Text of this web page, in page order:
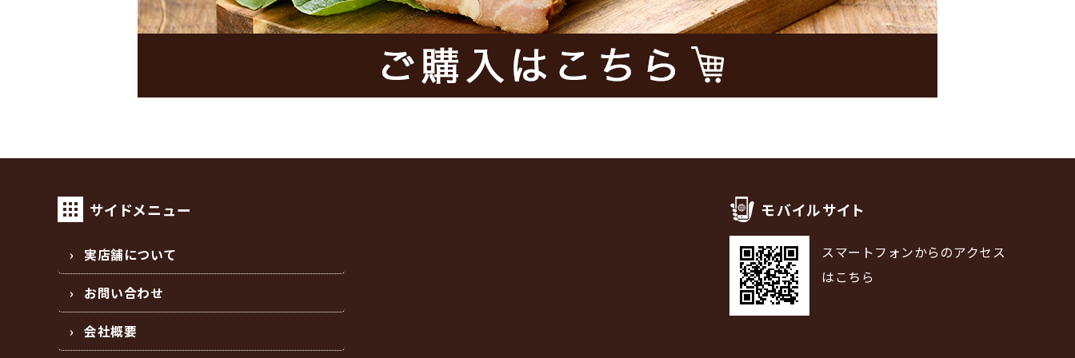
サイドメニュー
実店舗について
お問い合わせ
会社概要
モバイルサイト
スマートフォンからのアクセス
はこちら